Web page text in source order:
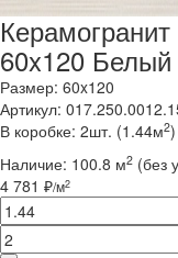
60x120 Белый
Размер: 60x120
Артикул:
В коробке: 2шт. (1.44м2)
Наличие: 100.8 м2 (без
4 781 ₽/м2